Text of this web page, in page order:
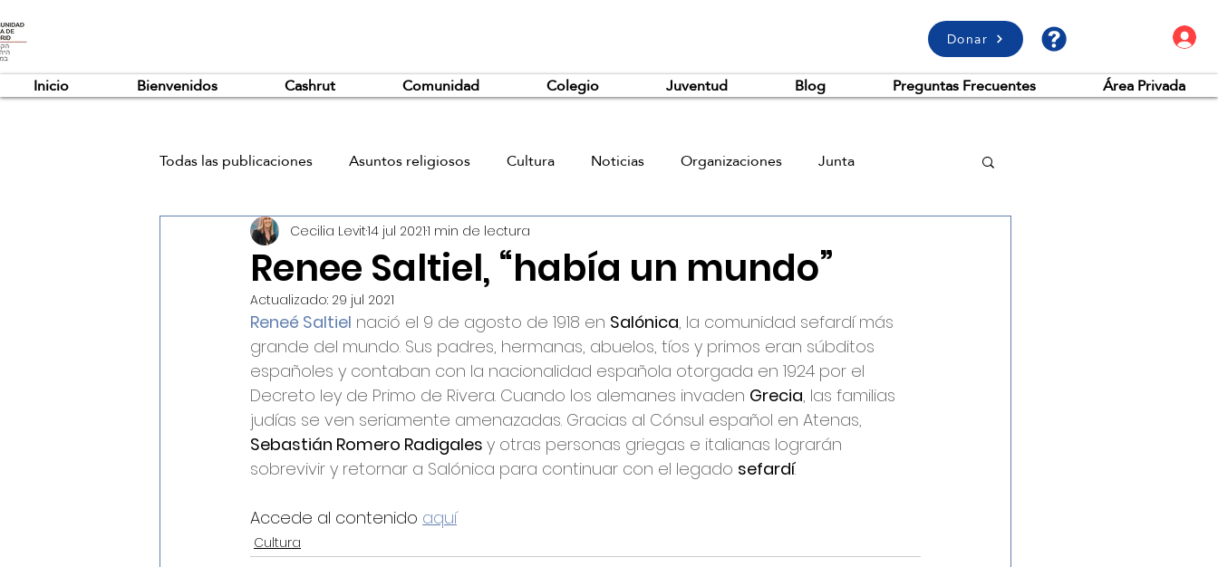
Donar
Inicio Bienvenidos Cashrut Comunidad Colegio Juventud Blog Preguntas Frecuentes Área Privada
Todas las publicaciones Asuntos religiosos Cultura Noticias Organizaciones Junta
Renee Saltiel, “había un mundo”
Cecilia Levit14 jul 20211 min de lectura
Actualizado: 29 jul 2021
Reneé Saltiel nació el 9 de agosto de 1918 en Salónica, la comunidad sefardí más
grande del mundo. Sus padres, hermanas, abuelos, tíos y primos eran súbditos
españoles y contaban con la nacionalidad española otorgada en 1924 por el
Decreto ley de Primo de Rivera. Cuando los alemanes invaden Grecia, las familias
judías se ven seriamente amenazadas. Gracias al Cónsul español en Atenas,
Sebastián Romero Radigales y otras personas griegas e italianas lograrán
sobrevivir y retornar a Salónica para continuar con el legado sefardí.
Accede al contenido aquí
Cultura